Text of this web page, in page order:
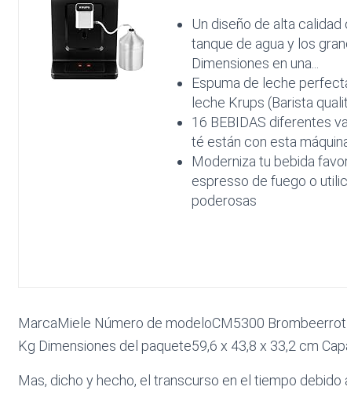
Un diseño de alta calidad
tanque de agua y los
Dimensiones en una...
Espuma de leche
leche Krups (Barista
16 BEBIDAS diferentes
té están con esta
Moderniza tu bebida
espresso de fuego o
poderosas
MarcaMiele Número de modeloCM5300
Kg Dimensiones del paquete59,6 x 43,8 x 33,2 cm
Mas, dicho y hecho, el transcurso en el tiempo